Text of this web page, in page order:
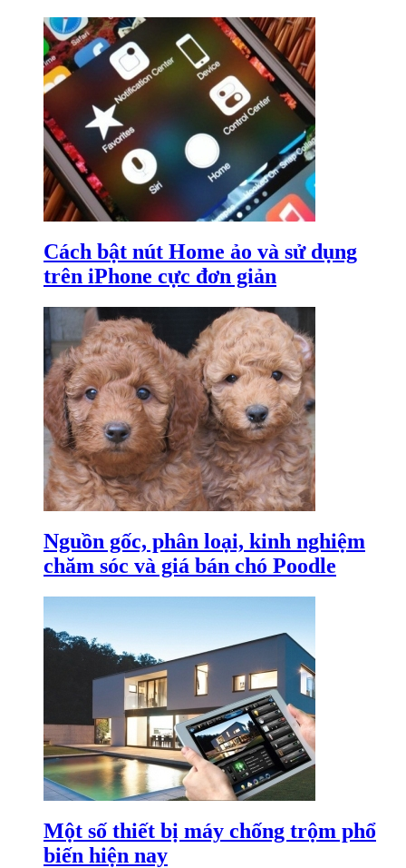
Cách bật nút Home ảo và sử dụng
trên iPhone cực đơn giản
Nguồn gốc, phân loại, kinh nghiệm
chăm sóc và giá bán chó Poodle
Một số thiết bị máy chống trộm phổ
biến hiện nay